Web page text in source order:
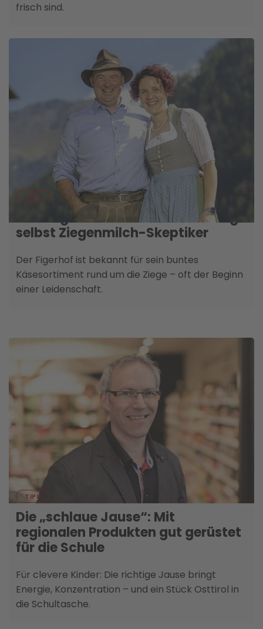
frisch sind.
TIPP 22. SEPTEMBER
Der Ziegenkäse aus Kals überzeugt
selbst Ziegenmilch-Skeptiker
Der Figerhof ist bekannt für sein buntes
Käsesortiment rund um die Ziege – oft der Beginn
einer Leidenschaft.
TIPP 15. SEPTEMBER
Die „schlaue Jause“: Mit
regionalen Produkten gut gerüstet
für die Schule
Für clevere Kinder: Die richtige Jause bringt
Energie, Konzentration – und ein Stück Osttirol in
die Schultasche.